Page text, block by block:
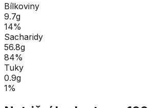
Bílkoviny
9.7g
14%
Sacharidy
56.8g
84%
Tuky
0.9g
1%